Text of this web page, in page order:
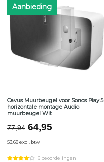
Aanbieding
Cavus Muurbeugel voor Sonos Play:5
horizontale montage Audio
muurbeugel Wit
77,94 Oorspronkelijke
was:
€77,94.
64,95Huidige
€64,95.
53.68 excl. btw
6 beoordelingen